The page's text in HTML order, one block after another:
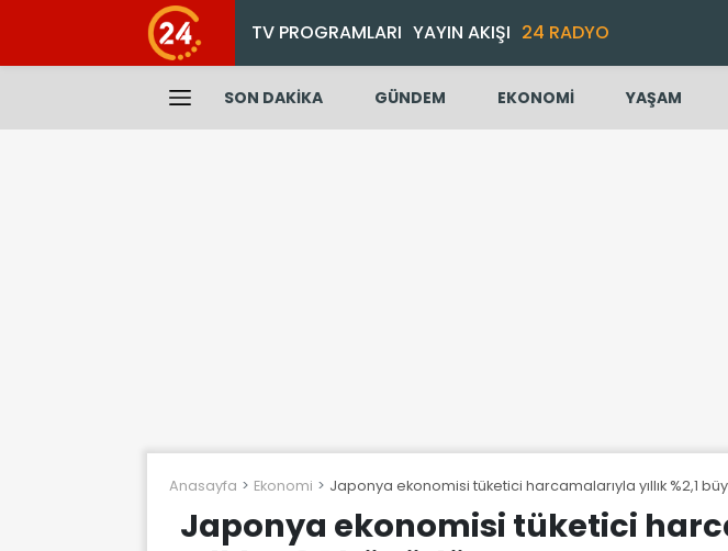
TV PROGRAMLARI YAYIN AKIŞI 24 RADYO
SON DAKİKA GÜNDEM EKONOMİ YAŞAM
Anasayfa Ekonomi Japonya ekonomisi tüketici harcamalarıyla yıllık %2,1
Japonya ekonomisi tüketici